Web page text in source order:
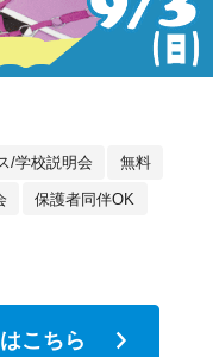
/学校説明会 無料
保護者同伴OK
こちら